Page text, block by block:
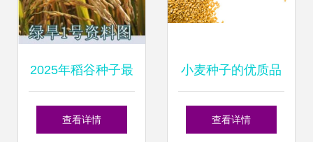
2025年稻谷种子最
新参考 优质品种与
查看详情
小麦种子的优质品
鉴与种植管理指南
查看详情